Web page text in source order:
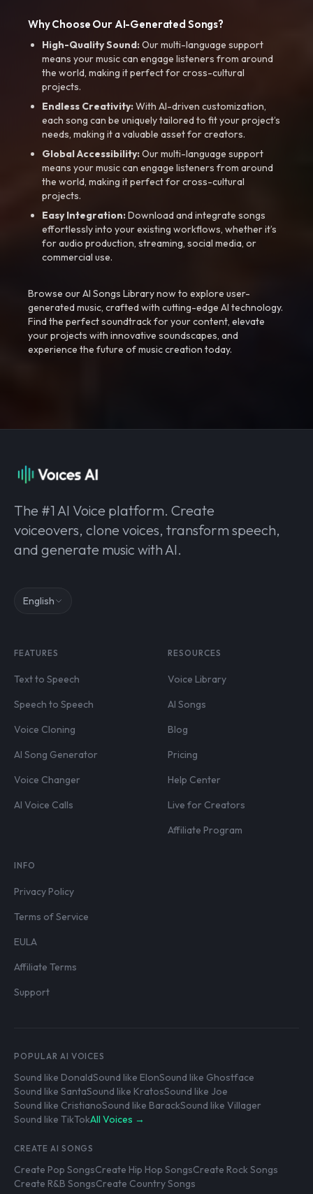
Why Choose Our AI-Generated Songs?
High-Quality Sound:Our multi-language support
means your music can engage listeners from around
the world, making it perfect for cross-cultural
projects.
Endless Creativity:With AI-driven customization,
each song can be uniquely tailored to fit your project’s
needs, making it a valuable asset for creators.
Global Accessibility:Our multi-language support
means your music can engage listeners from around
the world, making it perfect for cross-cultural
projects.
Easy Integration:Download and integrate songs
effortlessly into your existing workflows, whether it’s
for audio production, streaming, social media, or
commercial use.
Browse our AI Songs Library now to explore user-
generated music, crafted with cutting-edge AI technology.
Find the perfect soundtrack for your content, elevate
your projects with innovative soundscapes, and
experience the future of music creation today.
The #1 AI Voice platform. Create
voiceovers, clone voices, transform speech,
and generate music with AI.
English
FEATURES
Text to Speech
Speech to Speech
Voice Cloning
AI Song Generator
Voice Changer
AI Voice Calls
RESOURCES
Voice Library
AI Songs
Blog
Pricing
Help Center
Live for Creators
Affiliate Program
INFO
Privacy Policy
Terms of Service
EULA
Affiliate Terms
Support
POPULAR AI VOICES
Sound like DonaldSound like ElonSound like Ghostface
Sound like SantaSound like KratosSound like Joe
Sound like CristianoSound like BarackSound like Villager
Sound like TikTokAll Voices →
CREATE AI SONGS
Create Pop SongsCreate Hip Hop SongsCreate Rock Songs
Create R&B SongsCreate Country Songs